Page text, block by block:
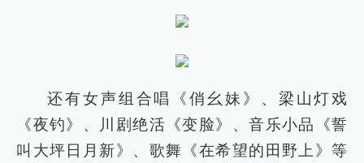
还有女声组合唱《俏幺妹》、梁山灯戏
《夜钓》、川剧绝活《变脸》、音乐小品《誓
叫大坪日月新》、歌舞《在希望的田野上》等